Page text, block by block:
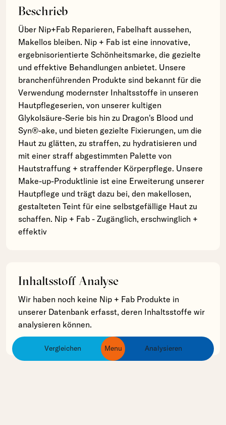
Vergleichen Menu Analysieren
ingredients
products
brands
Beschrieb
Über Nip+Fab Reparieren, Fabelhaft aussehen,
Makellos bleiben. Nip + Fab ist eine innovative,
ergebnisorientierte Schönheitsmarke, die gezielte
und effektive Behandlungen anbietet. Unsere
branchenführenden Produkte sind bekannt für die
Verwendung modernster Inhaltsstoffe in unseren
Hautpflegeserien, von unserer kultigen
Glykolsäure-Serie bis hin zu Dragon's Blood und
Syn®-ake, und bieten gezielte Fixierungen, um die
Haut zu glätten, zu straffen, zu hydratisieren und
mit einer straff abgestimmten Palette von
Hautstraffung + straffender Körperpflege. Unsere
Make-up-Produktlinie ist eine Erweiterung unserer
Hautpflege und trägt dazu bei, den makellosen,
gestalteten Teint für eine selbstgefällige Haut zu
schaffen. Nip + Fab - Zugänglich, erschwinglich +
effektiv
Inhaltsstoff Analyse
Wir haben noch keine Nip + Fab Produkte in
unserer Datenbank erfasst, deren Inhaltsstoffe wir
analysieren können.